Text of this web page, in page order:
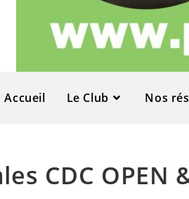
Accueil Le Club Nos
CDC OPEN